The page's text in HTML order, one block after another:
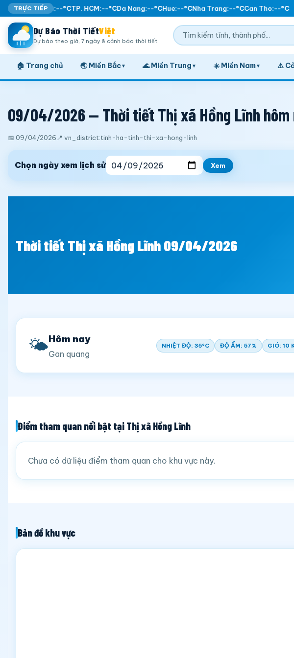
TRỰC TIẾP
Ha Noi:--°CTP. HCM:--°CDa Nang:--°CHue:--°CNha Trang:--°CCan Tho:--°C
Dự Báo Thời TiếtViệt
Dự báo theo giờ, 7 ngày & cảnh báo thời tiết
🏠 Trang chủ 🌏 Miền Bắc▾ 🌊 Miền Trung ▾ ☀️ Miền Nam▾ ⚠️
09/04/2026 — Thời tiết Thị xã Hồng Lĩnh hôm
📅 09/04/2026 📍 vn_district:tinh-ha-tinh-thi-xa-hong-linh
Chọn ngày xem lịch sử Xem
Thời tiết Thị xã Hồng Lĩnh 09/04/2026
🌤️Hôm nay
Gan quang
NHIỆT ĐỘ: 35°C ĐỘ ẨM: 57% GIÓ: 10
Điểm tham quan nổi bật tại Thị xã Hồng Lĩnh
Chưa có dữ liệu điểm tham quan cho khu vực này.
Bản đồ khu vực